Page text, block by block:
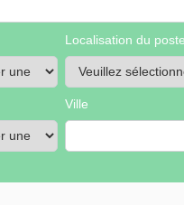
Localisation du poste
Ville